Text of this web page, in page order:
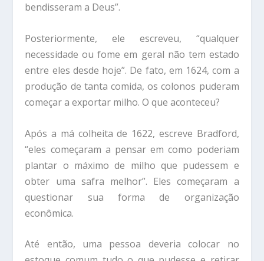
bendisseram a Deus”.
Posteriormente, ele escreveu, “qualquer
necessidade ou fome em geral não tem estado
entre eles desde hoje”. De fato, em 1624, com a
produção de tanta comida, os colonos puderam
começar a exportar milho. O que aconteceu?
Após a má colheita de 1622, escreve Bradford,
“eles começaram a pensar em como poderiam
plantar o máximo de milho que pudessem e
obter uma safra melhor”. Eles começaram a
questionar sua forma de organização
econômica.
Até então, uma pessoa deveria colocar no